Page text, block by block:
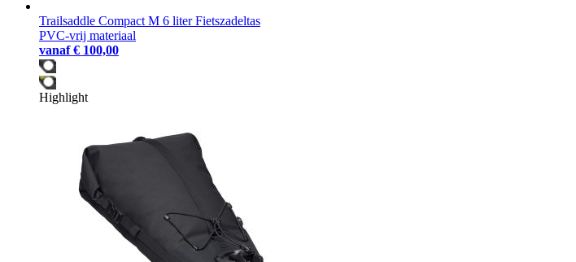
Trailsaddle Compact M 6 liter Fietszadeltas
PVC-vrij materiaal
vanaf € 100,00
Highlight